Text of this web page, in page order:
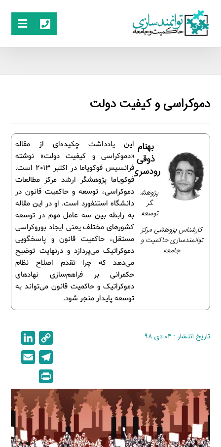
دموکراسی و کیفیت دولت
این یادداشت چکیده‌ای از مقاله
«دموکراسی و کیفیت دولت» نوشته
فرانسیس فوکویاما در اکتبر 2013 است.
فوکویاما پژوهشگر ارشد مرکز مطالعات
دموکراسی، توسعه و حاکمیت قانون در
دانشگاه استنفورد است. او در این مقاله
به رابطه بین سه عامل مهم در توسعه
کشورهای مختلف یعنی ایجاد بوروکراسی
مستقل، حاکمیت قانون و پاسخگویی
دموکراتیک می‌پردازد و درنهایت توضیح
می‌دهد که چرا تقدم اصلاح نظام
حکمرانی بر فراهم‌سازی نهادهای
دموکراتیک و حاکمیت قانون می‌تواند به
توسعه پایدار منجر شود.
بهنام
ذوقی
رودسری
پژوهش
گر
توسعه
کارشناس پژوهشی مرکز
توانمندسازی حاکمیت و
جامعه
تاریخ انتشار : ۰۴ دی ۹۸
o
p
y
L
i
k
i
n
e
d
n
e
l
e
g
r
a
i
l
r
i
t